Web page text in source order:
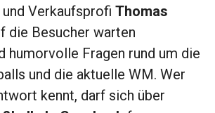
Verkaufsprofi Thomas
die Besucher warten
humorvolle Fragen rund um die
und die aktuelle WM. Wer
kennt, darf sich über